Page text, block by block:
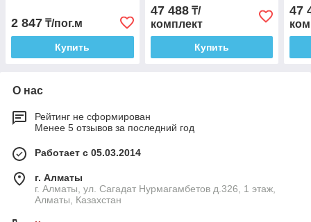
2 847 ₸/пог.м
Купить
47 488₸/
комплект
Купить
47
О нас
Рейтинг не сформирован
Менее 5 отзывов за последний год
Работает с 05.03.2014
г. Алматы
г. Алматы, ул. Сагадат Нурмагамбетов д.326, 1 этаж,
Алматы, Казахстан